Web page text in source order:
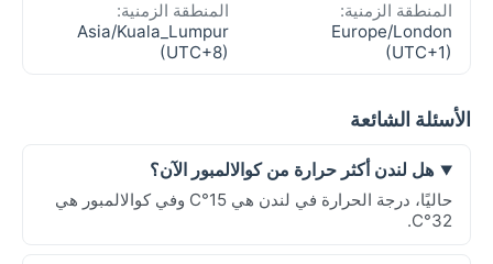
المنطقة الزمنية:
Europe/London
(UTC+1)
المنطقة الزمنية:
Asia/Kuala_Lumpur
(UTC+8)
الأسئلة الشائعة
هل لندن أكثر حرارة من كوالالمبور الآن؟
حاليًا، درجة الحرارة في لندن هي 15°C وفي كوالالمبور هي
32°C.